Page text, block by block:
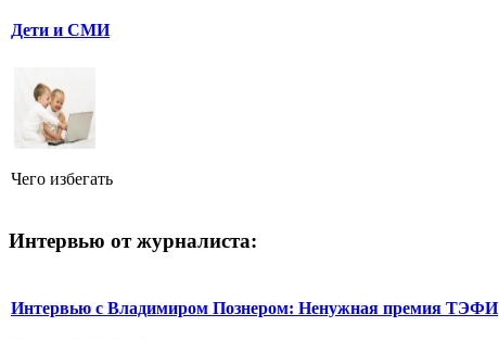
Дети и СМИ
Чего избегать
Интервью от журналиста:
Интервью с Владимиром Познером: Ненужная премия ТЭФИ